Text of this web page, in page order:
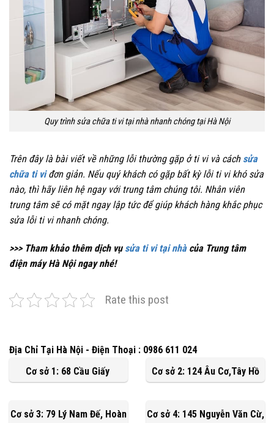
Quy trình sửa chữa ti vi tại nhà nhanh chóng tại Hà Nội
Trên đây là bài viết về những lỗi thường gặp ở ti vi và cách sửa
chữa ti viđơn giản. Nếu quý khách có gặp bất kỳ lỗi ti vi khó sửa
nào, thì hãy liên hệ ngay với trung tâm chúng tôi. Nhân viên
trung tâm sẽ có mặt ngay lập tức để giúp khách hàng khắc phục
sửa lỗi ti vi nhanh chóng.
>>> Tham khảo thêm dịch vụ sửa ti vi tại nhàcủa Trung tâm
điện máy Hà Nội ngay nhé!
Rate this post
Địa Chỉ Tại Hà Nội - Điện Thoại : 0986 611 024
Cơ sở 1: 68 Cầu Giấy
Cơ sở 2: 124 Âu Cơ,Tây Hồ
Cơ sở 3: 79 Lý Nam Đế, Hoàn
Cơ sở 4: 145 Nguyễn Văn Cừ,